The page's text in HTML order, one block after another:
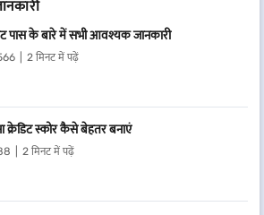
पास के बारे में सभी आवश्यक जानकारी
2 मिनट में पढ़ें
क्रेडिट स्कोर कैसे बेहतर बनाएं
2 मिनट में पढ़ें